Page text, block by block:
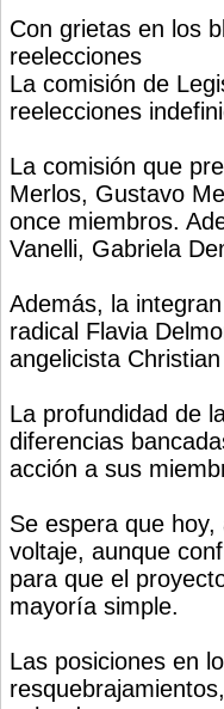
Con grietas en los
reelecciones
La comisión de
reelecciones
La comisión que
Merlos, Gustavo
once miembros.
Vanelli, Gabriela
Además, la
radical Flavia
angelicista
La profundidad de
diferencias
acción a sus
Se espera que
voltaje, aunque
para que el
mayoría simple.
Las posiciones en